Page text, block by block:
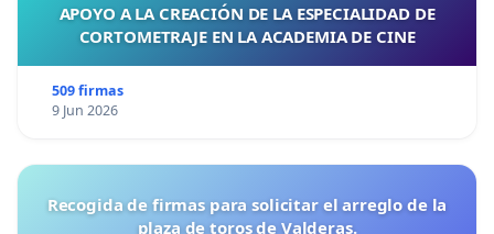
APOYO A LA CREACIÓN DE LA ESPECIALIDAD DE
CORTOMETRAJE EN LA ACADEMIA DE CINE
509 firmas
9 Jun 2026
Recogida de firmas para solicitar el arreglo de la
plaza de toros de Valderas.